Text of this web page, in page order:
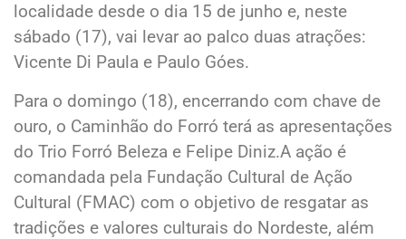
localidade desde o dia 15 de junho e, neste
sábado (17), vai levar ao palco duas atrações:
Vicente Di Paula e Paulo Góes.
Para o domingo (18), encerrando com chave de
ouro, o Caminhão do Forró terá as apresentações
do Trio Forró Beleza e Felipe Diniz.A ação é
comandada pela Fundação Cultural de Ação
Cultural (FMAC) com o objetivo de resgatar as
tradições e valores culturais do Nordeste, além